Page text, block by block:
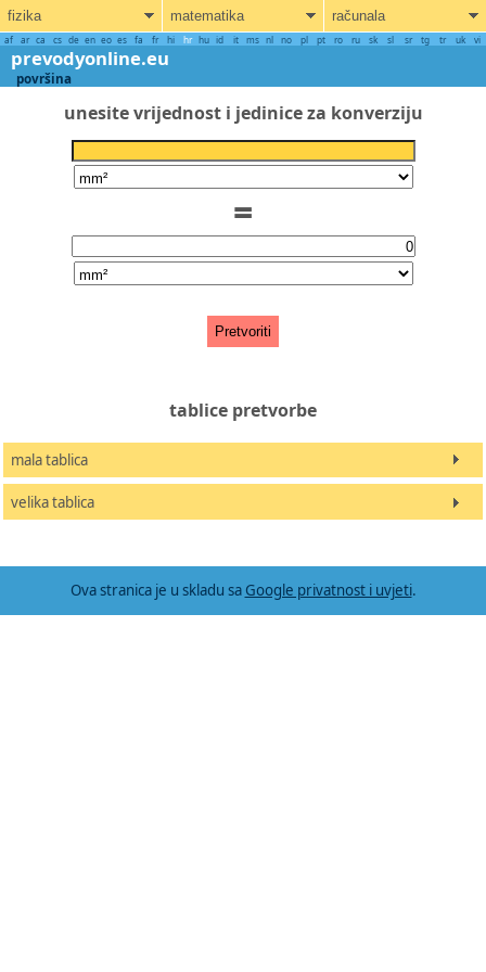
fizika matematika računala
af ar ca cs de en eo es fa fr hi hr hu id it ms nl no pl pt ro ru sk sl sr tg tr uk vi
prevodyonline.eu
površina
unesite vrijednost i jedinice za konverziju
=
Pretvoriti
tablice pretvorbe
mala tablica
velika tablica
Ova stranica je u skladu sa Google privatnost i uvjeti.